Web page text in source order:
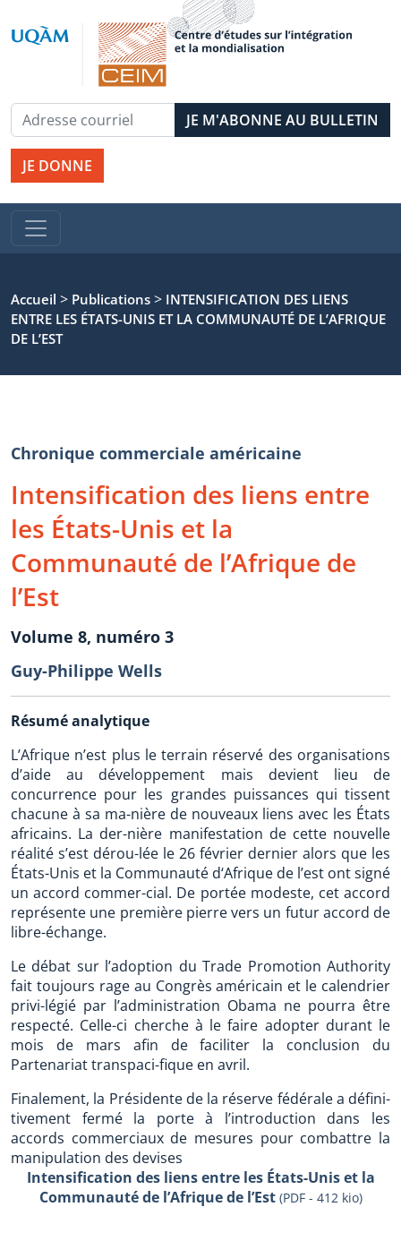
JE DONNE
Accueil > Publications > INTENSIFICATION DES LIENS
ENTRE LES ÉTATS-UNIS ET LA COMMUNAUTÉ DE L’AFRIQUE
DE L’EST
Chronique commerciale américaine
Intensification des liens entre
les États-Unis et la
Communauté de l’Afrique de
l’Est
Volume 8, numéro 3
Guy-Philippe Wells
Résumé analytique
L’Afrique n’est plus le terrain réservé des organisations
d’aide au développement mais devient lieu de
concurrence pour les grandes puissances qui tissent
chacune à sa ma-nière de nouveaux liens avec les États
africains. La der-nière manifestation de cette nouvelle
réalité s’est dérou-lée le 26 février dernier alors que les
États-Unis et la Communauté d‘Afrique de l’est ont signé
un accord commer-cial. De portée modeste, cet accord
représente une première pierre vers un futur accord de
libre-échange.
Le débat sur l’adoption du Trade Promotion Authority
fait toujours rage au Congrès américain et le calendrier
privi-légié par l’administration Obama ne pourra être
respecté. Celle-ci cherche à le faire adopter durant le
mois de mars afin de faciliter la conclusion du
Partenariat transpaci-fique en avril.
Finalement, la Présidente de la réserve fédérale a défini-
tivement fermé la porte à l’introduction dans les
accords commerciaux de mesures pour combattre la
manipulation des devises
Intensification des liens entre les États-Unis et la
Communauté de l’Afrique de l’Est (PDF - 412 kio)